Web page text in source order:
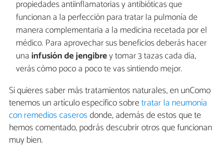
propiedades antiinflamatorias y antibióticas que
funcionan a la perfección para tratar la pulmonía de
manera complementaria a la medicina recetada por el
médico. Para aprovechar sus beneficios deberás hacer
una infusión de jengibrey tomar 3 tazas cada día,
verás cómo poco a poco te vas sintiendo mejor.
Si quieres saber más tratamientos naturales, en unComo
tenemos un artículo específico sobretratar la neumonía
con remedios caserosdonde, además de estos que te
hemos comentado, podrás descubrir otros que funcionan
muy bien.